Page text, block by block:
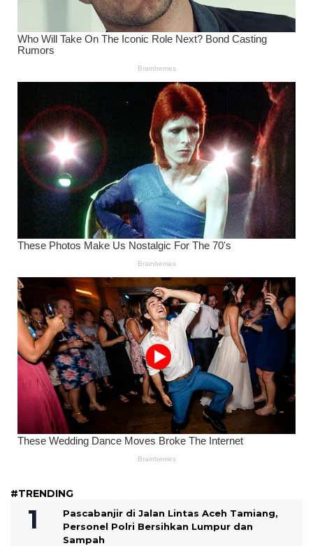
#TRENDING
Pascabanjir di Jalan Lintas Aceh Tamiang,
Personel Polri Bersihkan Lumpur dan
Sampah